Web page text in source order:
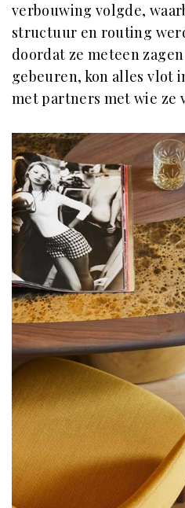
verbouwing volgde,
structuur en routing
doordat ze meteen
gebeuren, kon alles vlot
met partners met wie ze